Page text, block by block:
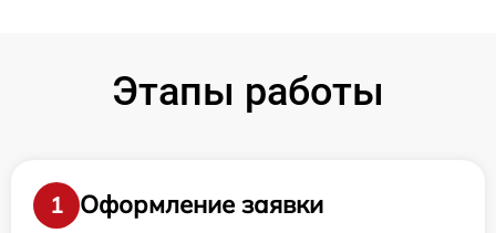
Этапы работы
1
Оформление заявки